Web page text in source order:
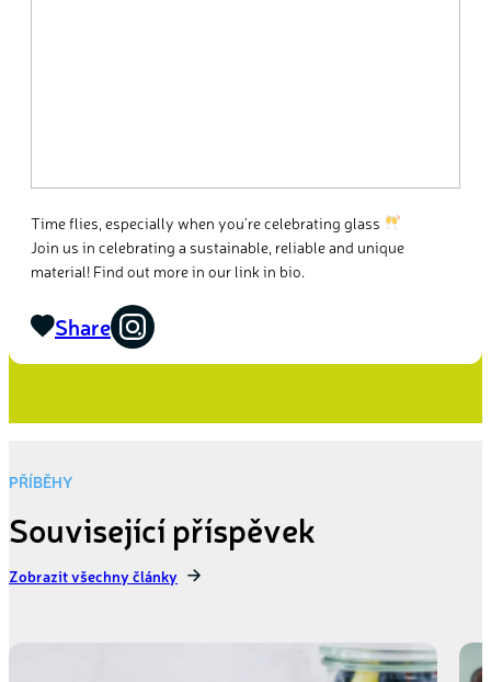
Time flies, especially when you’re celebrating glass
Join us in celebrating a sustainable, reliable and unique
material! Find out more in our link in bio.
Share
PŘÍBĚHY
Související příspěvek
Zobrazit všechny články